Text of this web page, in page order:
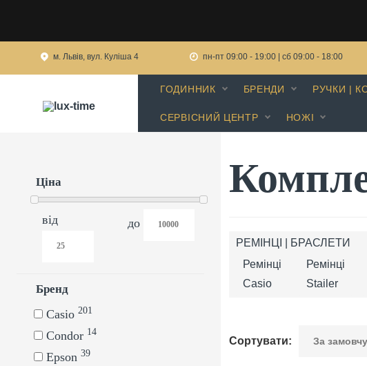
м. Львів, вул. Куліша 4 пн-пт 09:00 - 19:00 | сб 09:00 - 18:00
ГОДИННИК БРЕНДИ РУЧКИ |
СЕРВІСНИЙ ЦЕНТР НОЖІ
Ціна
від до
Бренд
Casio 201
Condor 14
Epson 39
РЕМІНЦІ | БРАСЛЕТИ
Ремінці
Casio
Ремінці
Stailer
Сортувати: